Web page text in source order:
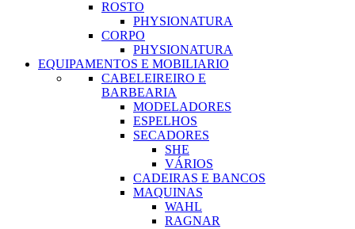
ROSTO
PHYSIONATURA
CORPO
PHYSIONATURA
EQUIPAMENTOS E MOBILIARIO
CABELEIREIRO E
BARBEARIA
MODELADORES
ESPELHOS
SECADORES
SHE
VÁRIOS
CADEIRAS E BANCOS
MAQUINAS
WAHL
RAGNAR